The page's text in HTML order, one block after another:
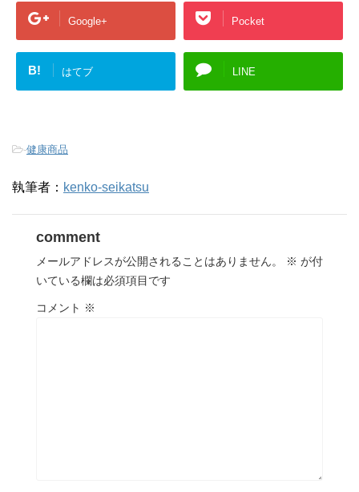
Google+ Pocket
B! はてブ LINE
-健康商品
執筆者： kenko-seikatsu
comment
メールアドレスが公開されることはありません。 ※ が付
いている欄は必須項目です
コメント ※